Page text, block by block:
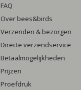
FAQ
Over bees&birds
Verzenden & bezorgen
Directe verzendservice
Betaalmogelijkheden
Prijzen
Proefdruk